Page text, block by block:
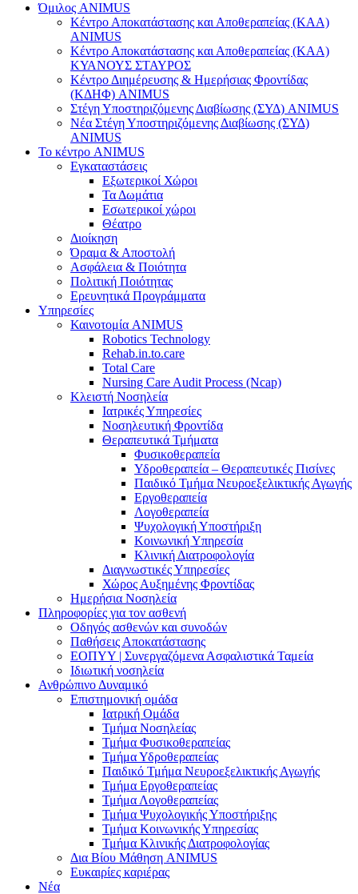
Όμιλος ANIMUS
Κέντρο Αποκατάστασης και Αποθεραπείας (ΚΑΑ)
ANIMUS
Κέντρο Αποκατάστασης και Αποθεραπείας (ΚΑΑ)
ΚΥΑΝΟΥΣ ΣΤΑΥΡΟΣ
Κέντρο Διημέρευσης & Ημερήσιας Φροντίδας
(ΚΔΗΦ) ANIMUS
Στέγη Υποστηριζόμενης Διαβίωσης (ΣΥΔ) ANIMUS
Νέα Στέγη Υποστηριζόμενης Διαβίωσης (ΣΥΔ)
ANIMUS
Το κέντρο ANIMUS
Εγκαταστάσεις
Εξωτερικοί Χώροι
Τα Δωμάτια
Εσωτερικοί χώροι
Θέατρο
Διοίκηση
Όραμα & Αποστολή
Ασφάλεια & Ποιότητα
Πολιτική Ποιότητας
Ερευνητικά Προγράμματα
Υπηρεσίες
Καινοτομία ANIMUS
Robotics Technology
Rehab.in.to.care
Total Care
Nursing Care Audit Process (Ncap)
Κλειστή Νοσηλεία
Ιατρικές Υπηρεσίες
Νοσηλευτική Φροντίδα
Θεραπευτικά Τμήματα
Φυσικοθεραπεία
Υδροθεραπεία – Θεραπευτικές Πισίνες
Παιδικό Τμήμα Νευροεξελικτικής Αγωγής
Εργοθεραπεία
Λογοθεραπεία
Ψυχολογική Υποστήριξη
Κοινωνική Υπηρεσία
Κλινική Διατροφολογία
Διαγνωστικές Υπηρεσίες
Χώρος Αυξημένης Φροντίδας
Ημερήσια Νοσηλεία
Πληροφορίες για τον ασθενή
Οδηγός ασθενών και συνοδών
Παθήσεις Αποκατάστασης
ΕΟΠΥΥ | Συνεργαζόμενα Ασφαλιστικά Ταμεία
Ιδιωτική νοσηλεία
Ανθρώπινο Δυναμικό
Επιστημονική ομάδα
Ιατρική Ομάδα
Τμήμα Νοσηλείας
Τμήμα Φυσικοθεραπείας
Τμήμα Υδροθεραπείας
Παιδικό Τμήμα Νευροεξελικτικής Αγωγής
Τμήμα Εργοθεραπείας
Τμήμα Λογοθεραπείας
Τμήμα Ψυχολογικής Υποστήριξης
Τμήμα Κοινωνικής Υπηρεσίας
Τμήμα Κλινικής Διατροφολογίας
Δια Βίου Μάθηση ANIMUS
Ευκαιρίες καριέρας
Νέα